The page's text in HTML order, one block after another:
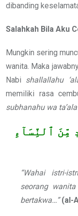
dibanding
Salahkah Bila Aku
Mungkin sering
wanita. Maka
Nabi shallallahu
memiliki rasa
subhanahu wa ta’ala
مِّنَ ٱلنِّسَآءِ
“Wahai istri-
seorang
bertakwa…” (al-